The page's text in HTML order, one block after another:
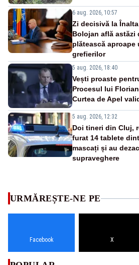
6 aug. 2026, 10:57
Zi decisivă la
Bolojan află astăzi
plătească aproape
grefierilor
5 aug. 2026, 18:40
Vești proaste
Procesul lui
Curtea de Apel
5 aug. 2026, 12:32
Doi tineri din Cluj,
furat 14 tablete
mascați și au
supraveghere
URMĂREȘTE-NE PE
Facebook X